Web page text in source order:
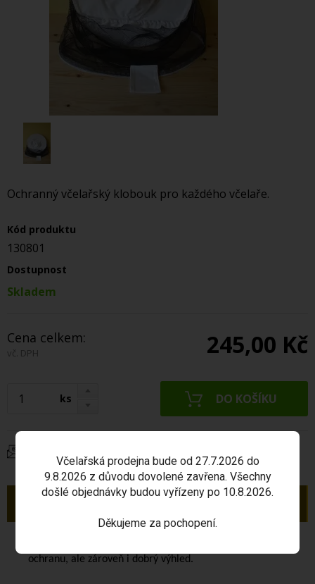
Ochranný včelařský klobouk pro každého včelaře.
Kód produktu
130801
Dostupnost
Skladem
Cena celkem:
vč. DPH 245,00 Kč
ks
ochranu, ale zároveň i dobrý výhled.
Včelařská prodejna bude od 27.7.2026 do
9.8.2026 z důvodu dovolené zavřena. Všechny
došlé objednávky budou vyřízeny po 10.8.2026.
Děkujeme za pochopení.